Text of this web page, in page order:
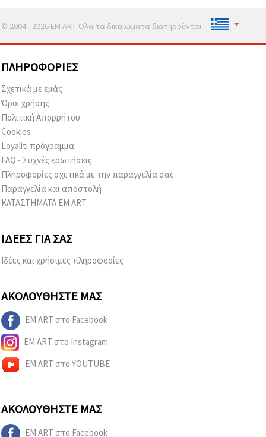
© 2004 - 2026 EM ART Όλα τα δικαιώματα διατηρούνται..
ΠΛΗΡΟΦΟΡΊΕΣ
Σχετικά με εμάς
Όροι χρήσης
Πολιτική Απορρήτου
Cookies
Loyaliti πρόγραμμα
FAQ - Συχνές ερωτήσεις
Πληροφορίες σχετικά με την παραγγελία σας
Παραγγελία και αποστολή
ΚΑΤΑΣΤΗΜΑΤΑ EM ART
ΙΔΈΕΣ ΓΙΑ ΣΑΣ
Ιδέες και χρήσιμες πληροφορίες
ΑΚΟΛΟΥΘΉΣΤΕ ΜΑΣ
EM ART στο Facebook
EM ART στο Instagram
EM ART στο YOUTUBE
ΑΚΟΛΟΥΘΉΣΤΕ ΜΑΣ
EM ART στο Facebook